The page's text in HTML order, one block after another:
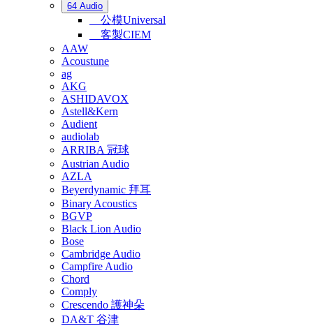
64 Audio
公模Universal
客製CIEM
AAW
Acoustune
ag
AKG
ASHIDAVOX
Astell&Kern
Audient
audiolab
ARRIBA 冠球
Austrian Audio
AZLA
Beyerdynamic 拜耳
Binary Acoustics
BGVP
Black Lion Audio
Bose
Cambridge Audio
Campfire Audio
Chord
Comply
Crescendo 護神朵
DA&T 谷津